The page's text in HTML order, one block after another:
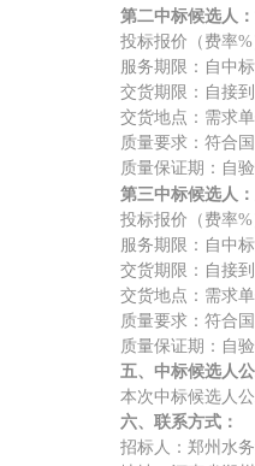
第二中标候选人：
投标报价（费率
服务期限：自中
交货期限：自接
交货地点：需求
质量要求：符合
质量保证期：自
第三中标候选人：
投标报价（费率
服务期限：自中
交货期限：自接
交货地点：需求
质量要求：符合
质量保证期：自
五、 中标候选人
本次中标候选人
六、 联系方式：
招标人：郑州水